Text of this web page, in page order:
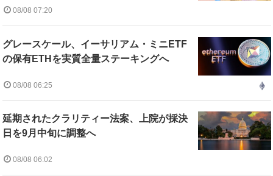
08/08 07:20
グレースケール、イーサリアム・ミニETF
の保有ETHを実質全量ステーキングへ
08/08 06:25
延期されたクラリティー法案、上院が採決
日を9月中旬に調整へ
08/08 06:02